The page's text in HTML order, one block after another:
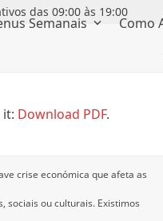
das 09:00 às 19:00
Semanais Como
it: Download PDF.
crise económica que afeta as
sociais ou culturais. Existimos